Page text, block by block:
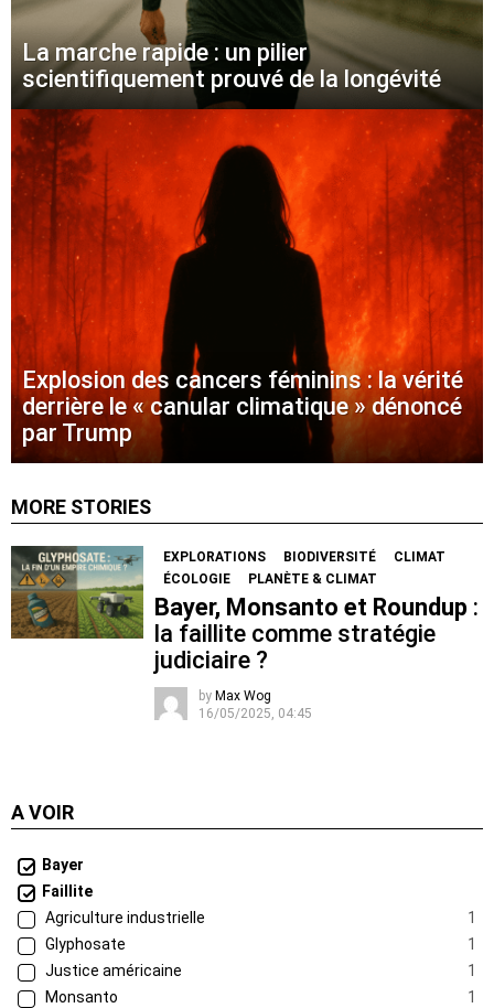
La marche rapide : un pilier
scientifiquement prouvé de la longévité
Explosion des cancers féminins : la vérité
derrière le « canular climatique » dénoncé
par Trump
MORE STORIES
EXPLORATIONS BIODIVERSITÉ
CLIMAT
ÉCOLOGIE
PLANÈTE & CLIMAT
Bayer, Monsanto et Roundup :
la faillite comme stratégie
judiciaire ?
by Max Wog
16/05/2025, 04:45
A VOIR
Bayer
Faillite
Agriculture industrielle
1
Glyphosate
1
Justice américaine
1
Monsanto
1